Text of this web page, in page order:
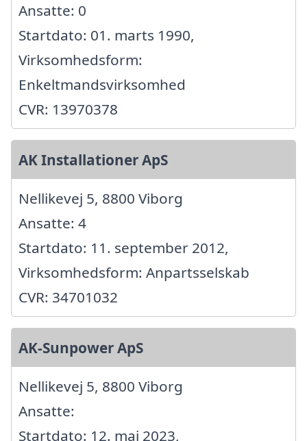
Ansatte: 0
Startdato: 01. marts 1990,
Virksomhedsform:
Enkeltmandsvirksomhed
CVR: 13970378
AK Installationer ApS
Nellikevej 5, 8800 Viborg
Ansatte: 4
Startdato: 11. september 2012,
Virksomhedsform: Anpartsselskab
CVR: 34701032
AK-Sunpower ApS
Nellikevej 5, 8800 Viborg
Ansatte:
Startdato: 12. maj 2023,